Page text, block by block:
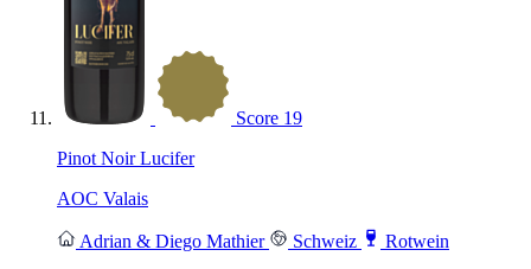
Score 19
Pinot Noir Lucifer
AOC Valais
Adrian & Diego Mathier Schweiz
Rotwein